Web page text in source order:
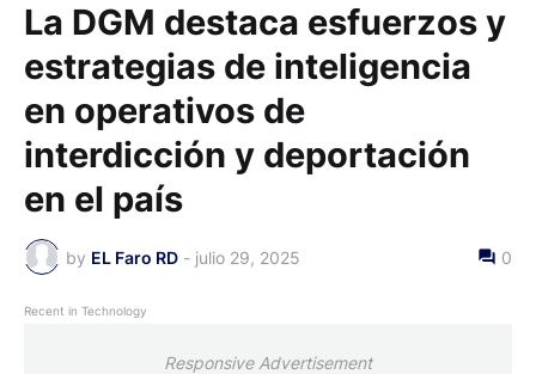
La DGM destaca esfuerzos y
estrategias de inteligencia
en operativos de
interdicción y deportación
en el país
by EL Faro RD - julio 29, 2025 0
Recent in Technology
Responsive Advertisement